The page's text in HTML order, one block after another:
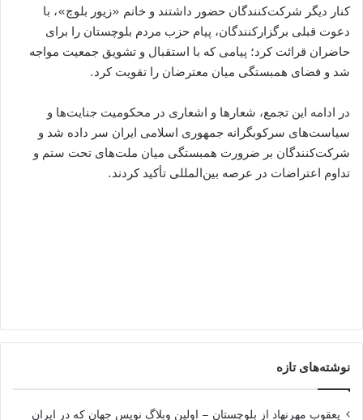
کنار دیگر شرکت‌کنندگان حضور داشتند و خانم «زیور بلوچ»، با
دعوت قبلی برگزارکنندگان، پیام حزب مردم بلوچستان را برای
حاضران قرائت کرد؛ پیامی که با استقبال و تشویق جمعیت مواجه
شد و فضای همبستگی میان معترضان را تقویت کرد.
در ادامه این تجمع، شعارها و اشعاری در محکومیت جنایت‌ها و
سیاست‌های سرکوبگرانه جمهوری اسلامی ایران سر داده شد و
شرکت‌کنندگان بر ضرورت همبستگی میان ملت‌های تحت ستم و
تداوم اعتراضات در عرصه بین‌المللی تأکید کردند.
نوشته‌های تازه
یعقوب مهرنهاد از بلوچستان – اولین وبلاگ نویس جهان که در ایران